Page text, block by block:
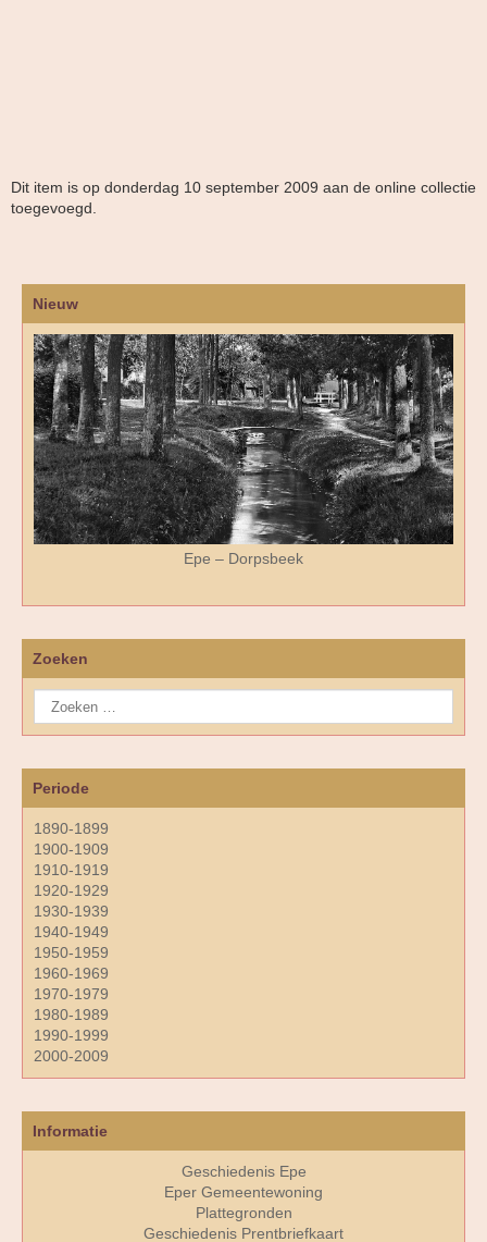
Dit item is op donderdag 10 september 2009 aan de online collectie
toegevoegd.
Nieuw
Epe – Dorpsbeek
Zoeken
Periode
1890-1899
1900-1909
1910-1919
1920-1929
1930-1939
1940-1949
1950-1959
1960-1969
1970-1979
1980-1989
1990-1999
2000-2009
Informatie
Geschiedenis Epe
Eper Gemeentewoning
Plattegronden
Geschiedenis Prentbriefkaart